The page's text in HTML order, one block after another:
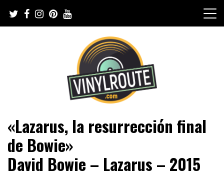
content
VinylRoute
«Lazarus, la resurrección final
de Bowie»
David Bowie – Lazarus – 2015